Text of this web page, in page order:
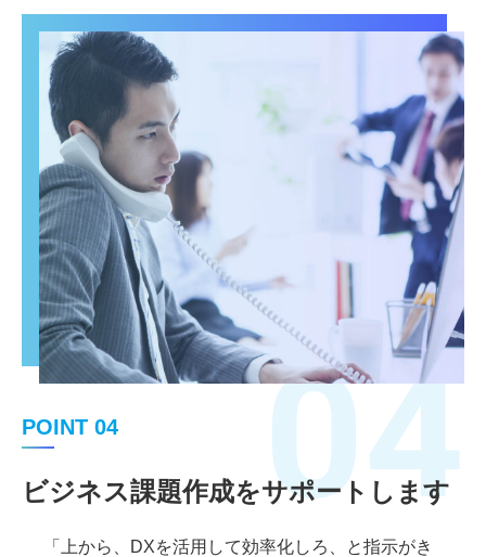
POINT 04
ビジネス課題作成をサポートします
04
「上から、DXを活用して効率化しろ、と指示がき